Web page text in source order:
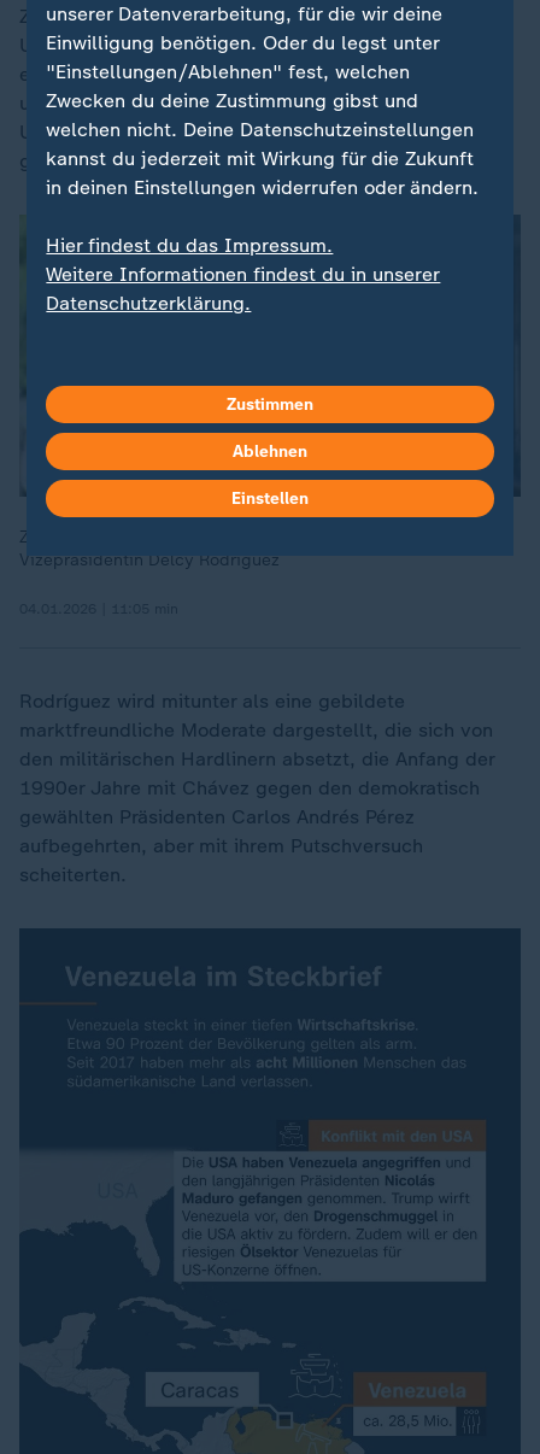
Zirkel liegt gegen die Rodríguez-Geschwister in den
USA keine Anklage vor. Vielmehr konnte Rodríguez
enge Beziehungen zu Republikanern in der Ölindustrie
und an der Wall Street aufbauen, die einem von den
USA geführten Regierungswechsel skeptisch
gegenüberstehen.
ZDF-Korrespondent Christoph Röckerath zu Venezuelas
Vizepräsidentin Delcy Rodríguez
Rodríguez wird mitunter als eine gebildete
marktfreundliche Moderate dargestellt, die sich von
den militärischen Hardlinern absetzt, die Anfang der
1990er Jahre mit Chávez gegen den demokratisch
gewählten Präsidenten Carlos Andrés Pérez
aufbegehrten, aber mit ihrem Putschversuch
scheiterten.
unserer Datenverarbeitung, für die wir deine
Einwilligung benötigen. Oder du legst unter
"Einstellungen/Ablehnen" fest, welchen
Zwecken du deine Zustimmung gibst und
welchen nicht. Deine Datenschutzeinstellungen
kannst du jederzeit mit Wirkung für die Zukunft
in deinen Einstellungen widerrufen oder ändern.
Hier findest du das Impressum.
Weitere Informationen findest du in unserer
Datenschutzerklärung.
Zustimmen
Ablehnen
Einstellen